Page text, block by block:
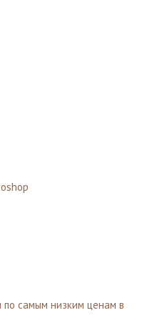
самым низким ценам в